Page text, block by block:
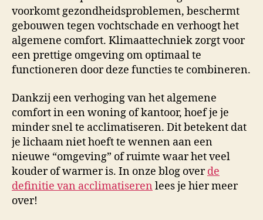
voorkomt gezondheidsproblemen, beschermt
gebouwen tegen vochtschade en verhoogt het
algemene comfort. Klimaattechniek zorgt voor
een prettige omgeving om optimaal te
functioneren door deze functies te combineren.
Dankzij een verhoging van het algemene
comfort in een woning of kantoor, hoef je je
minder snel te acclimatiseren. Dit betekent dat
je lichaam niet hoeft te wennen aan een
nieuwe “omgeving” of ruimte waar het veel
kouder of warmer is. In onze blog overde
definitie van acclimatiseren lees je hier meer
over!